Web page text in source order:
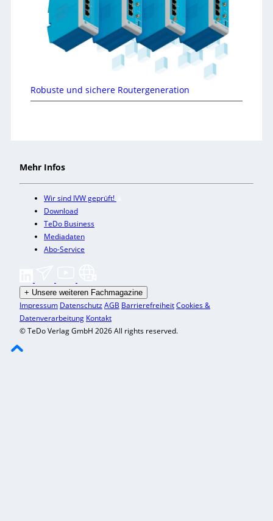
Robuste und sichere Routergeneration
Mehr Infos
Wir sind IVW geprüft!
Download
TeDo Business
Mediadaten
Abo-Service
+ Unsere weiteren Fachmagazine
Impressum DatenschutzAGB BarrierefreiheitCookies &
Datenverarbeitung Kontakt
© TeDo Verlag GmbH 2026 All rights reserved.